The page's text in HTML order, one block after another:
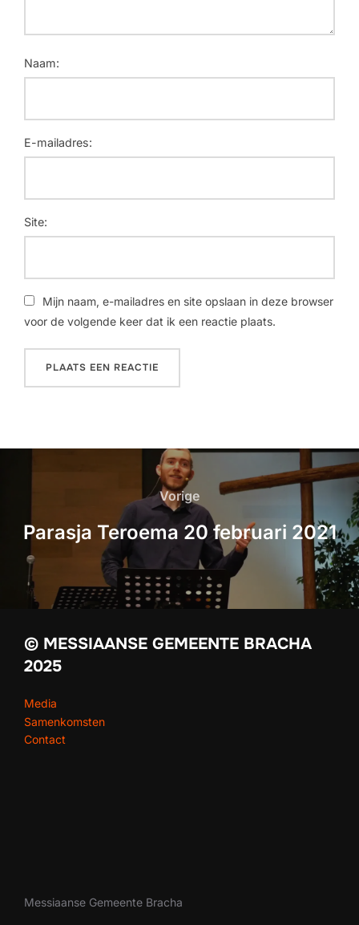
Naam:
E-mailadres:
Site:
Mijn naam, e-mailadres en site opslaan in deze browser
voor de volgende keer dat ik een reactie plaats.
Vorige
Parasja Teroema 20 februari 2021
© MESSIAANSE GEMEENTE BRACHA
2025
Media
Samenkomsten
Contact
Messiaanse Gemeente Bracha